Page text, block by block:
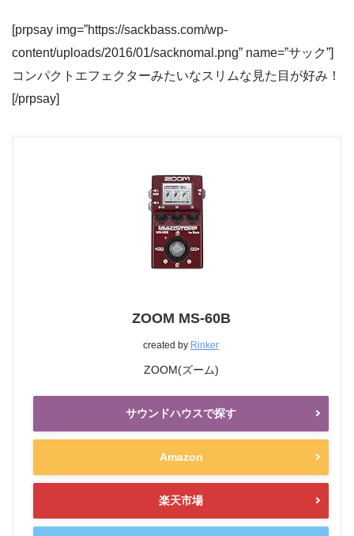
[prpsay img=”https://sackbass.com/wp-
content/uploads/2016/01/sacknomal.png” name=”サック”]
コンパクトエフェクターみたいなスリムな見た目が好み！
[/prpsay]
ZOOM MS-60B
created by Rinker
ZOOM(ズーム)
サウンドハウスで探す
Amazon
楽天市場